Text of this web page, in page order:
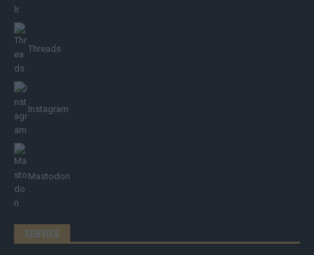
Threads
Instagram
Mastodon
SERVICE